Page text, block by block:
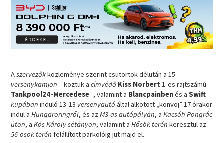
Aszervezőkközleménye szerint csütörtök délután a 15
versenykamion – köztük acímvédő Kiss Norbert 1-es rajtszámú
Tankpool24-Mercedese-, valamint a Blancpainbenés aSwift
kupában induló 13-13 versenyautó által alkotott „konvoj” 17 órakor
indul aHungaroringről, és azM3-as autópályán, aKacsóh Pongrác
úton, aKós Károly sétányon, valamint aHősök terén keresztül az
56-osok terén felállított parkolóig jut majd el.